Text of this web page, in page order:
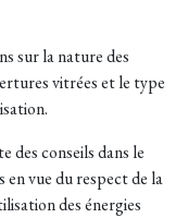
sur la nature des
vitrées et le type
des conseils dans le
en vue du respect de la
des énergies